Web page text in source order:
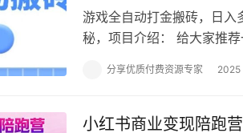
游戏全自动打金搬砖，日入
秘，项目介绍： 给大家推
分享优质付费资源专家 2025
小红书商业变现陪跑